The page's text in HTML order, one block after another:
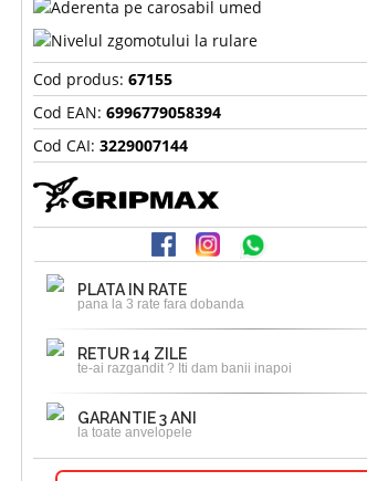
Cod produs:67155
Cod EAN:6996779058394
Cod CAI:3229007144
PLATA IN RATE
pana la 3 rate fara dobanda
RETUR 14 ZILE
te-ai razgandit ? Iti dam banii inapoi
GARANTIE 3 ANI
la toate anvelopele